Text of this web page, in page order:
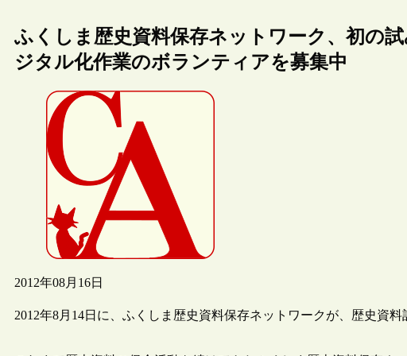
ふくしま歴史資料保存ネットワーク、初の
ジタル化作業のボランティアを募集中
2012年08月16日
2012年8月14日に、ふくしま歴史資料保存ネットワークが、歴史資